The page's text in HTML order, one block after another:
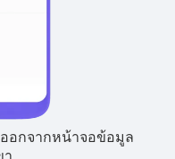
ออกจากหน้าจอข้อมูล
า